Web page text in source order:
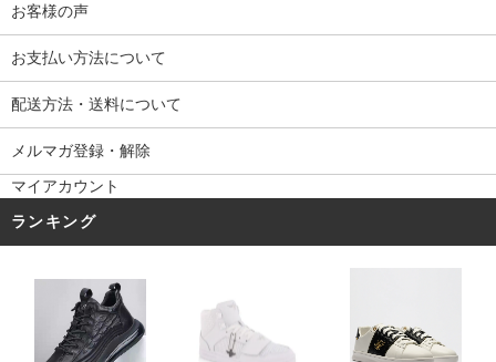
お客様の声
お支払い方法について
配送方法・送料について
メルマガ登録・解除
マイアカウント
ランキング